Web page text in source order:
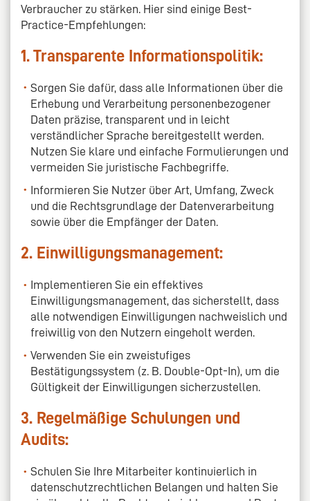
Verbraucher zu stärken. Hier sind einige Best-
Practice-Empfehlungen:
1. Transparente Informationspolitik:
Sorgen Sie dafür, dass alle Informationen über die
Erhebung und Verarbeitung personenbezogener
Daten präzise, transparent und in leicht
verständlicher Sprache bereitgestellt werden.
Nutzen Sie klare und einfache Formulierungen und
vermeiden Sie juristische Fachbegriffe.
Informieren Sie Nutzer über Art, Umfang, Zweck
und die Rechtsgrundlage der Datenverarbeitung
sowie über die Empfänger der Daten.
2. Einwilligungsmanagement:
Implementieren Sie ein effektives
Einwilligungsmanagement, das sicherstellt, dass
alle notwendigen Einwilligungen nachweislich und
freiwillig von den Nutzern eingeholt werden.
Verwenden Sie ein zweistufiges
Bestätigungssystem (z. B. Double-Opt-In), um die
Gültigkeit der Einwilligungen sicherzustellen.
3. Regelmäßige Schulungen und
Audits:
Schulen Sie Ihre Mitarbeiter kontinuierlich in
datenschutzrechtlichen Belangen und halten Sie